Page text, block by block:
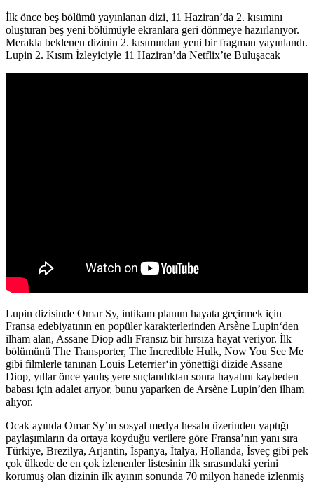
İlk önce beş bölümü yayınlanan dizi, 11 Haziran’da 2. kısımını
oluşturan beş yeni bölümüyle ekranlara geri dönmeye hazırlanıyor.
Merakla beklenen dizinin 2. kısımından yeni bir fragman yayınlandı.
Lupin 2. Kısım İzleyiciyle 11 Haziran’da Netflix’te Buluşacak
Lupin dizisinde Omar Sy, intikam planını hayata geçirmek için
Fransa edebiyatının en popüler karakterlerinden Arsène Lupin‘den
ilham alan, Assane Diop adlı Fransız bir hırsıza hayat veriyor. İlk
bölümünü The Transporter, The Incredible Hulk, Now You See Me
gibi filmlerle tanınan Louis Leterrier‘in yönettiği dizide Assane
Diop, yıllar önce yanlış yere suçlandıktan sonra hayatını kaybeden
babası için adalet arıyor, bunu yaparken de Arsène Lupin’den ilham
alıyor.
Ocak ayında Omar Sy’ın sosyal medya hesabı üzerinden yaptığı
paylaşımların da ortaya koyduğu verilere göre Fransa’nın yanı sıra
Türkiye, Brezilya, Arjantin, İspanya, İtalya, Hollanda, İsveç gibi pek
çok ülkede de en çok izlenenler listesinin ilk sırasındaki yerini
korumuş olan dizinin ilk ayının sonunda 70 milyon hanede izlenmiş